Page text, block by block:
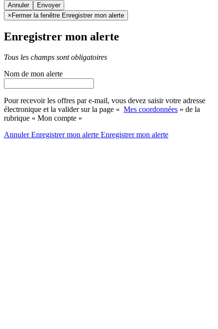
Annuler
× Fermer la fenêtre Enregistrer mon alerte
Enregistrer mon alerte
Tous les champs sont obligatoires
Nom de mon alerte
Pour recevoir les offres par e-mail, vous devez saisir votre adresse
électronique et la valider sur la page « Mes coordonnées » de la
rubrique « Mon compte »
AnnulerEnregistrer mon alerte Enregistrermon alerte